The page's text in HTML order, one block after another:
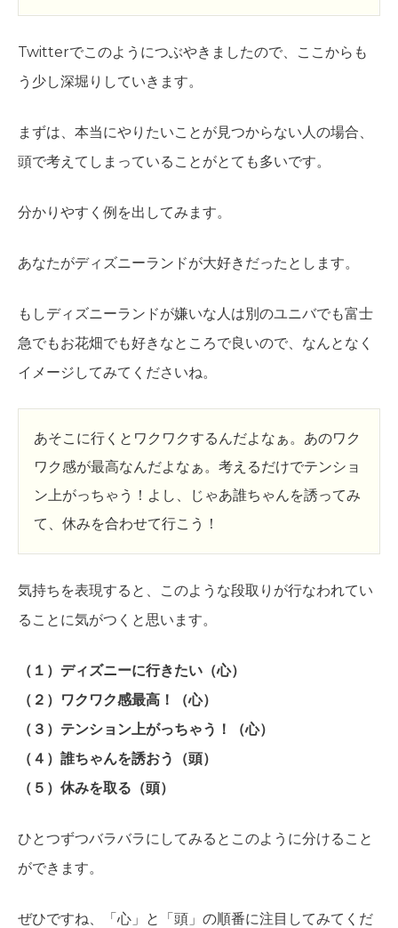
Twitterでこのようにつぶやきましたので、ここからも
う少し深堀りしていきます。
まずは、本当にやりたいことが見つからない人の場合、
頭で考えてしまっていることがとても多いです。
分かりやすく例を出してみます。
あなたがディズニーランドが大好きだったとします。
もしディズニーランドが嫌いな人は別のユニバでも富士
急でもお花畑でも好きなところで良いので、なんとなく
イメージしてみてくださいね。
あそこに行くとワクワクするんだよなぁ。あのワク
ワク感が最高なんだよなぁ。考えるだけでテンショ
ン上がっちゃう！よし、じゃあ誰ちゃんを誘ってみ
て、休みを合わせて行こう！
気持ちを表現すると、このような段取りが行なわれてい
ることに気がつくと思います。
（１）ディズニーに行きたい（心）
（２）ワクワク感最高！（心）
（３）テンション上がっちゃう！（心）
（４）誰ちゃんを誘おう（頭）
（５）休みを取る（頭）
ひとつずつバラバラにしてみるとこのように分けること
ができます。
ぜひですね、「心」と「頭」の順番に注目してみてくだ